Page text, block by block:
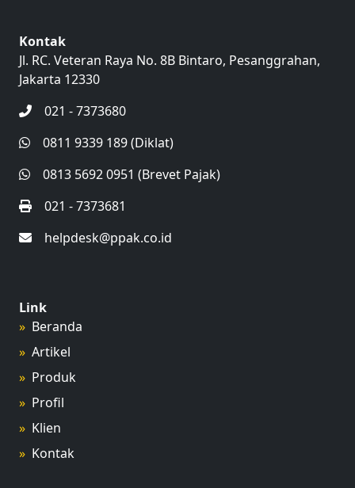
Kontak
Jl. RC. Veteran Raya No. 8B Bintaro, Pesanggrahan,
Jakarta 12330
021 - 7373680
0811 9339 189 (Diklat)
0813 5692 0951 (Brevet Pajak)
021 - 7373681
helpdesk@ppak.co.id
Link
Beranda
Artikel
Produk
Profil
Klien
Kontak